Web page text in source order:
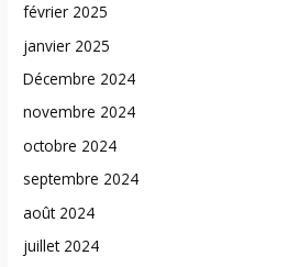
février 2025
janvier 2025
Décembre 2024
novembre 2024
octobre 2024
septembre 2024
août 2024
juillet 2024